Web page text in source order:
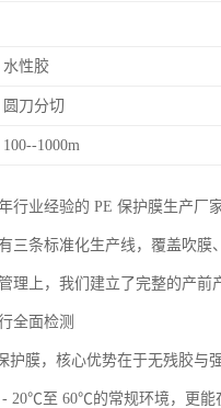
水性胶
圆刀分切
100--1000m
行业经验的 PE 保护膜生产
三条标准化生产线，覆盖吹膜
理上，我们建立了完整的产
全面检测
护膜，核心优势在于无残胶与
20℃至 60℃的常规环境，更能